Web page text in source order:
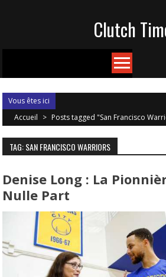
Clutch
Vous êtes ici
Accueil > Posts tagged "San Francisco
TAG: SAN FRANCISCO WARRIORS
Denise Long : La
Nulle Part